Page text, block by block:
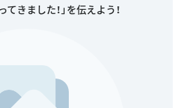
てきました！」を伝えよう！